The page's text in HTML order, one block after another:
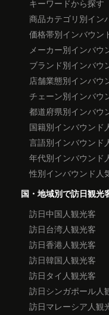
キーワードから探す
商品カテゴリ別イン
価格帯別インバウン
メーカー別インバウ
ブランド別インバウ
店舗業態別インバウ
チェーン別インバウ
都道府県別インバウ
国籍別インバウンド
言語別インバウンド
年代別インバウンド
性別インバウンド人
国・地域別で訪日観光
訪日中国人観光客
訪日台湾人観光客
訪日香港人観光客
訪日韓国人観光客
訪日タイ人観光客
訪日シンガポール人
訪日マレーシア人観